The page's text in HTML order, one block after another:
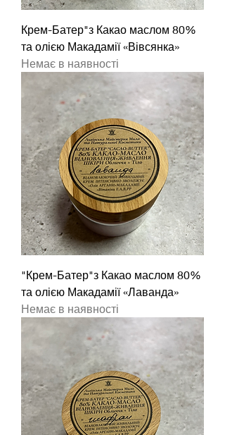
Крем-Батер"з Какао маслом 80%
та олією Макадамії «Вівсянка»
Немає в наявності
"Крем-Батер"з Какао маслом 80%
та олією Макадамії «Лаванда»
Немає в наявності